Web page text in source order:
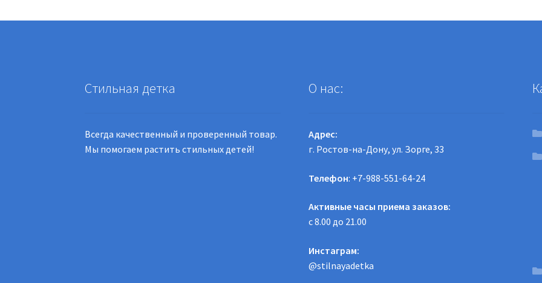
Стильная детка
Всегда качественный и проверенный товар.
Мы помогаем растить стильных детей!
О нас:
Адрес:
г. Ростов-на-Дону, ул. Зорге, 33
Телефон: +7-988-551-64-24
Активные часы приема заказов:
с 8.00 до 21.00
Инстаграм:
@stilnayadetka